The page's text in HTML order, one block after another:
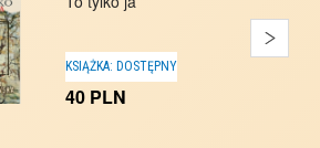
KSIĄŻKA: DOSTĘPNY
40 PLN